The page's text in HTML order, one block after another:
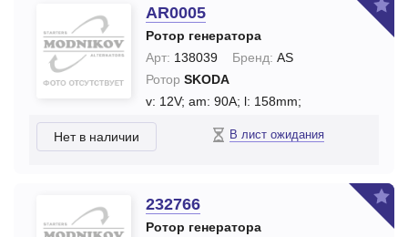
AR0005
Ротор генератора
Арт: 138039 Бренд: AS
Ротор SKODA
v: 12V; am: 90A; l: 158mm;
Нет в наличии В лист ожидания
232766
Ротор генератора